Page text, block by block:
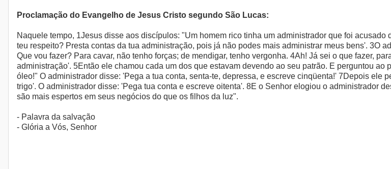
Proclamação do Evangelho de Jesus Cristo segundo São Lucas:
Naquele tempo, 1Jesus disse aos discípulos: "Um homem rico tinha um administrador que foi
teu respeito? Presta contas da tua administração, pois já não podes mais administrar meus bens'. 3O
Que vou fazer? Para cavar, não tenho forças; de mendigar, tenho vergonha. 4Ah! Já sei o que fazer,
administração'. 5Então ele chamou cada um dos que estavam devendo ao seu patrão. E perguntou
óleo!" O administrador disse: 'Pega a tua conta, senta-te, depressa, e escreve cinqüenta!' 7Depois ele
trigo'. O administrador disse: 'Pega tua conta e escreve oitenta'. 8E o Senhor elogiou o administrador
são mais espertos em seus negócios do que os filhos da luz".
- Palavra da salvação
- Glória a Vós, Senhor